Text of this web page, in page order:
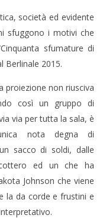
società ed evidente
sfuggono i motivi che
sfumature di
Berlinale 2015.
proiezione non riusciva
così un gruppo di
via per tutta la sala, è
nota degna di
sacco di soldi, dalle
ed un che ha
Johnson che viene
la da corde e frustini e